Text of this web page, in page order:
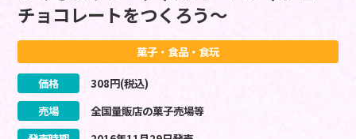
チョコレートをつくろう～
菓子・食品・食玩
価格 308円(税込)
売場
全国量販店の菓子売場等